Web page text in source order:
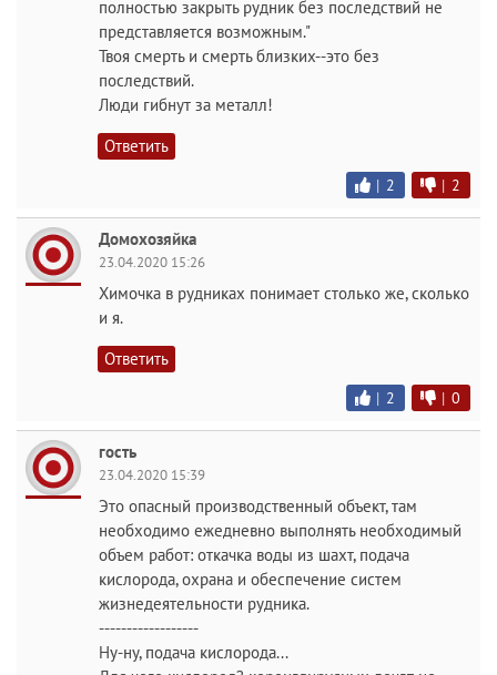
полностью закрыть рудник без последствий не
представляется возможным."
Твоя смерть и смерть близких--это без
последствий.
Люди гибнут за металл!
Ответить
| 2 | 2
Домохозяйка
23.04.2020 15:26
Химочка в рудниках понимает столько же, сколько
и я.
Ответить
| 2 | 0
гость
23.04.2020 15:39
Это опасный производственный объект, там
необходимо ежедневно выполнять необходимый
объем работ: откачка воды из шахт, подача
кислорода, охрана и обеспечение систем
жизнедеятельности рудника.
------------------
Ну-ну, подача кислорода...